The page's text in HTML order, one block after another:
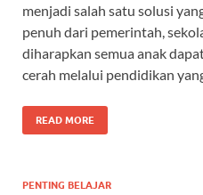
menjadi salah satu solusi
penuh dari pemerintah,
diharapkan semua anak
cerah melalui pendidikan
READ MORE
PENTING BELAJAR